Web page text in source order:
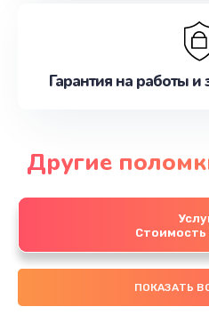
Гарантия на работы и
Другие
Стоимость
ПОКАЗАТЬ